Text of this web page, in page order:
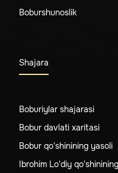
Boburshunoslik
Shajara
Boburiylar shajarasi
Bobur davlati xaritasi
Bobur qo'shinining yasoli
Ibrohim Lo'diy